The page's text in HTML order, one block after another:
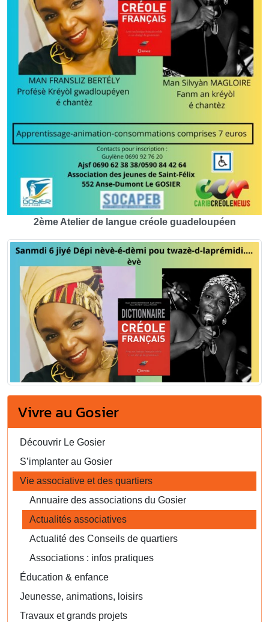
2ème Atelier de langue créole guadeloupéen
Vivre au Gosier
Découvrir Le Gosier
S’implanter au Gosier
Vie associative et des quartiers
Annuaire des associations du Gosier
Actualités associatives
Actualité des Conseils de quartiers
Associations : infos pratiques
Éducation & enfance
Jeunesse, animations, loisirs
Travaux et grands projets